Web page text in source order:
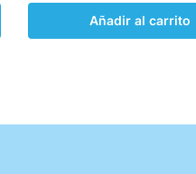
Añadir al carrito